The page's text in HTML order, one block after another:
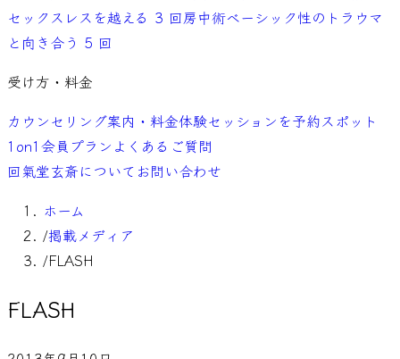
セックスレスを越える 3 回房中術ベーシック性のトラウマ
と向き合う 5 回
受け方・料金
カウンセリング案内・料金体験セッションを予約スポット
1on1 会員プラン よくあるご質問
回氣堂玄斎について お問い合わせ
ホーム
/掲載メディア
/FLASH
FLASH